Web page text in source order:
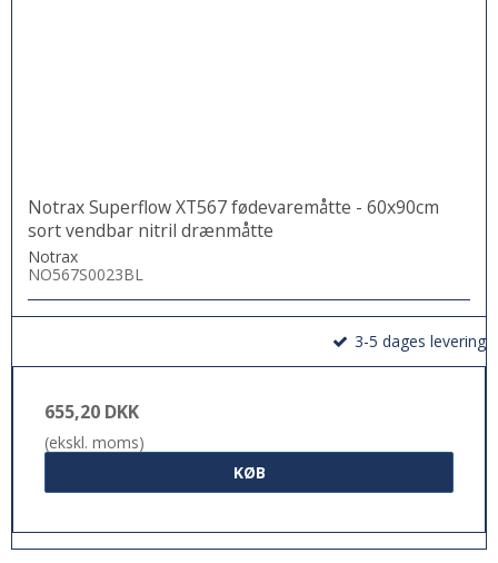
Notrax Superflow XT567 fødevaremåtte - 60x90cm
sort vendbar nitril drænmåtte
Notrax
NO567S0023BL
3-5 dages levering
655,20 DKK
(ekskl. moms)
KØB